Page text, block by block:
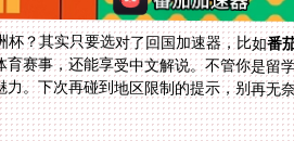
？其实只要选对了回国加速器，比如番
赛事，还能享受中文解说。不管你是留
力。下次再碰到地区限制的提示，别再